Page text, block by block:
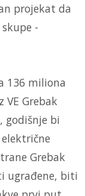
projekat da
-
136 miliona
VE Grebak
godišnje bi
Grebak
ugrađene, biti